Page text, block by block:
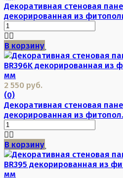
Декоративная стеновая
декорированная из
В корзину
2 550 руб.
(0)
Декоративная стеновая
декорированная из
В корзину